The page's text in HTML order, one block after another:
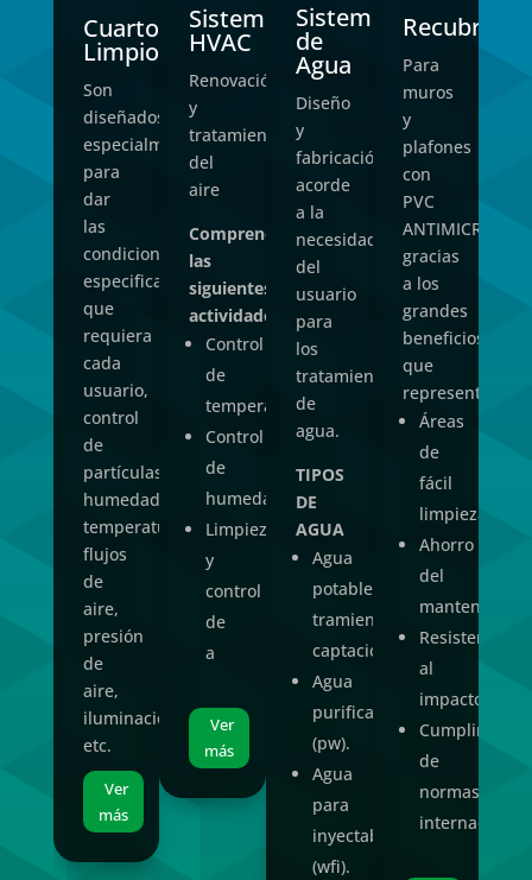
Cuartos
Limpios
Son
diseñados
especialmente
para
dar
las
condiciones
especificas
que
requiera
cada
usuario,
control
de
partículas,
humedad,
temperatura,
flujos
de
aire,
presión
de
aire,
iluminación,
etc.
Ver
más
Sistemas
HVAC
Renovación
y
tratamiento
del
aire
Comprende
las
siguientes
actividades:
Control
de
temperatura
Control
de
humedad
Limpieza
y
control
de
a
Ver
más
Sistemas
de
Agua
Diseño
y
fabricación
acorde
a la
necesidad
del
usuario
para
los
tratamientos
de
agua.
TIPOS
DE
AGUA
Agua
potable
tramiento
captación.
Agua
purificada
(pw).
Agua
para
inyectables
(wfi).
Para
muros
y
plafones
con
PVC
ANTIMICROBIAL
gracias
a los
grandes
beneficios
que
representa.
Áreas
de
fácil
limpieza
Ahorro
del
Resistencia
al
impacto
Cumplimiento
de
normas